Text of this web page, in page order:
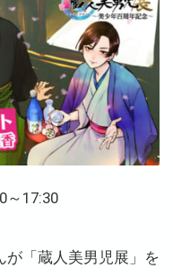
～17:30
が「蔵人美男児展」を